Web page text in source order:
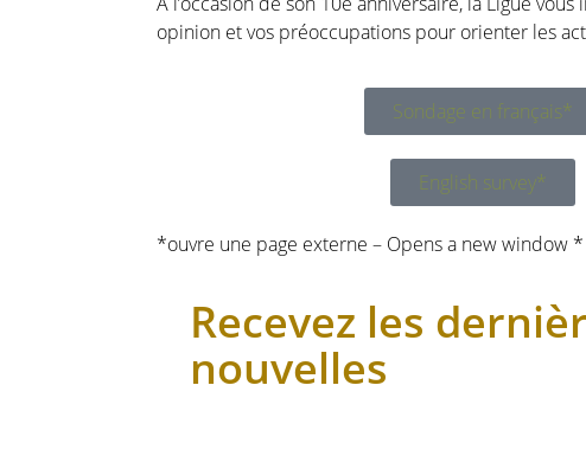
opinion et vos préoccupations pour orienter les
Sondage en français*
English survey*
*ouvre une page externe – Opens a new window *
Recevez les
nouvelles